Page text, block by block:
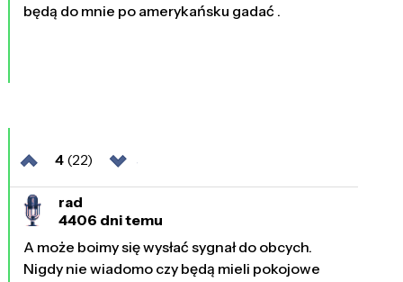
będą do mnie po amerykańsku gadać .
4(22)
rad
4406 dni temu
A może boimy się wysłać sygnał do obcych.
Nigdy nie wiadomo czy będą mieli pokojowe